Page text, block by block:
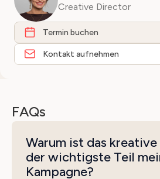
Creative Director
Termin buchen
Kontakt aufnehmen
FAQs
Warum ist das
der wichtigste Teil
Kampagne?